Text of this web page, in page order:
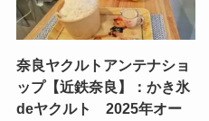
奈良ヤクルトアンテナショ
ップ【近鉄奈良】：かき氷
deヤクルト 2025年オー